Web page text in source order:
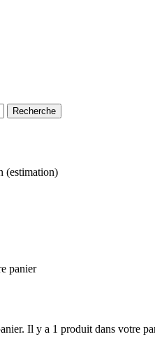
(estimation)
panier
Il y a 1 produit dans votre